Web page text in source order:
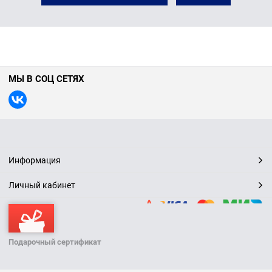
МЫ В СОЦ СЕТЯХ
Информация
Личный кабинет
Подарочный сертификат